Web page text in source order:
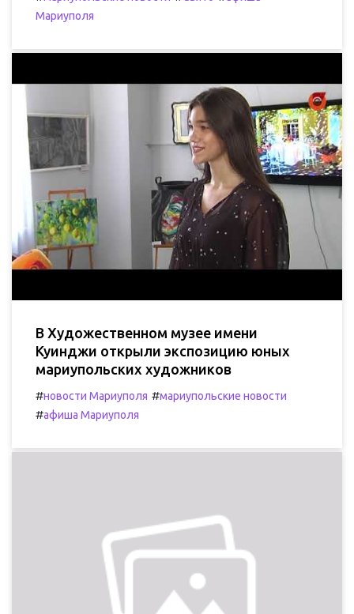
Мариуполя
В Художественном музее имени
Куинджи открыли экспозицию юных
мариупольских художников
#новости Мариуполя #мариупольские новости
#афиша Мариуполя